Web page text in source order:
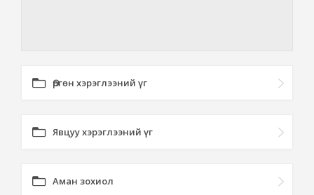
Өргөн хэрэглээний үг
Явцуу хэрэглээний үг
Аман зохиол